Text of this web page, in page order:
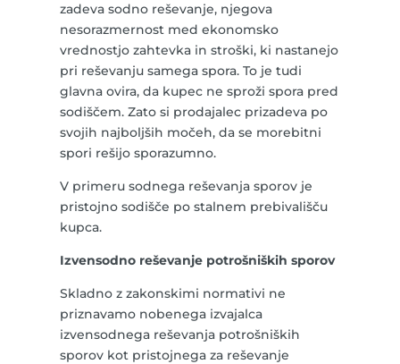
zadeva sodno reševanje, njegova
nesorazmernost med ekonomsko
vrednostjo zahtevka in stroški, ki nastanejo
pri reševanju samega spora. To je tudi
glavna ovira, da kupec ne sproži spora pred
sodiščem. Zato si prodajalec prizadeva po
svojih najboljših močeh, da se morebitni
spori rešijo sporazumno.
V primeru sodnega reševanja sporov je
pristojno sodišče po stalnem prebivališču
kupca.
Izvensodno reševanje potrošniških sporov
Skladno z zakonskimi normativi ne
priznavamo nobenega izvajalca
izvensodnega reševanja potrošniških
sporov kot pristojnega za reševanje